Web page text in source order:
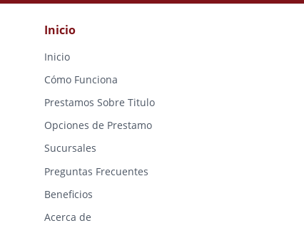
Inicio
Inicio
Cómo Funciona
Prestamos Sobre Titulo
Opciones de Prestamo
Sucursales
Preguntas Frecuentes
Beneficios
Acerca de